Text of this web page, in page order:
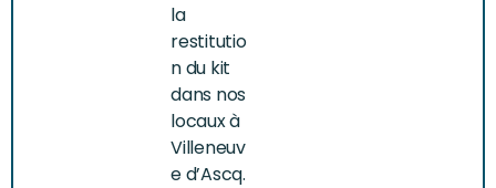
la
restitutio
n du kit
dans nos
locaux à
Villeneuv
e d’Ascq.